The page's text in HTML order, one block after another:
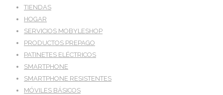
TIENDAS
HOGAR
SERVICIOS MOBYLESHOP
PRODUCTOS PREPAGO
PATINETES ELÉCTRICOS
SMARTPHONE
SMARTPHONE RESISTENTES
MÓVILES BÁSICOS